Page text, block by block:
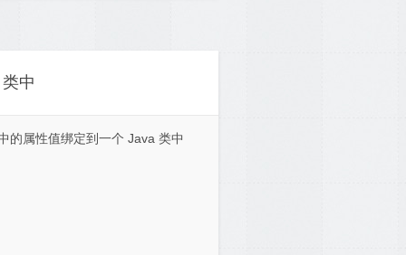
中
的属性值绑定到一个 Java 类中